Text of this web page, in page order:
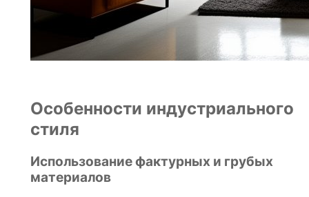
Особенности индустриального
стиля
Использование фактурных и грубых
материалов